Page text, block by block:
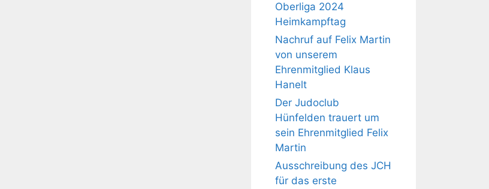
Oberliga 2024
Heimkampftag
Nachruf auf Felix Martin
von unserem
Ehrenmitglied Klaus
Hanelt
Der Judoclub
Hünfelden trauert um
sein Ehrenmitglied Felix
Martin
Ausschreibung des JCH
für das erste